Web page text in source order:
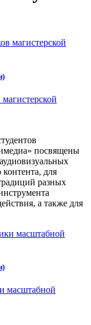
посвящены
для
разных
а также для